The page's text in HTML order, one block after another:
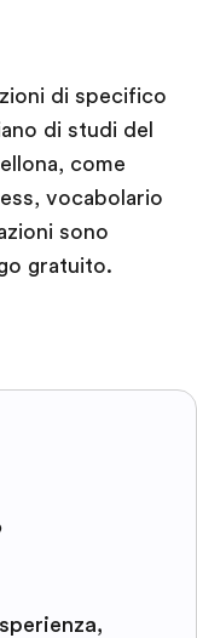
di specifico
di studi del
come
vocabolario
sono
gratuito.